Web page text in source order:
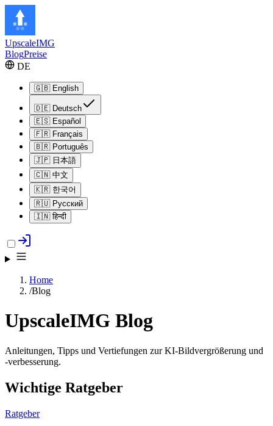
UpscaleIMG
BlogPreise
DE
🇬🇧 English
🇩🇪 Deutsch
🇪🇸 Español
🇫🇷 Français
🇧🇷 Português
🇯🇵 日本語
🇨🇳 中文
🇰🇷 한국어
🇷🇺 Русский
🇮🇳 हिन्दी
Home
/Blog
UpscaleIMG Blog
Anleitungen, Tipps und Vertiefungen zur KI-Bildvergrößerung und
-verbesserung.
Wichtige Ratgeber
Ratgeber